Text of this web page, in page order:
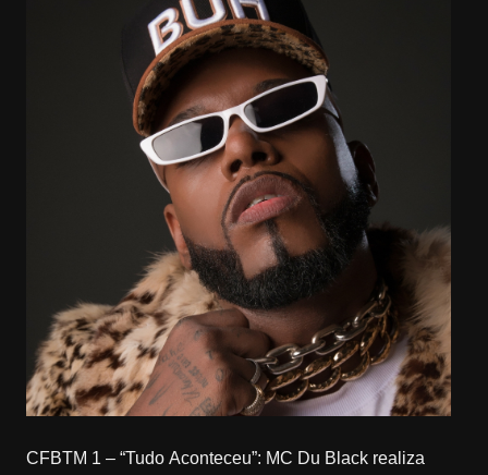
CFBTM 1 – “Tudo Aconteceu”: MC Du Black realiza